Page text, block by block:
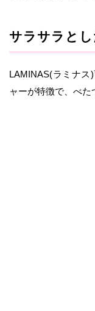
サラサラと
LAMINAS(ラミナス
ャーが特徴で、べた